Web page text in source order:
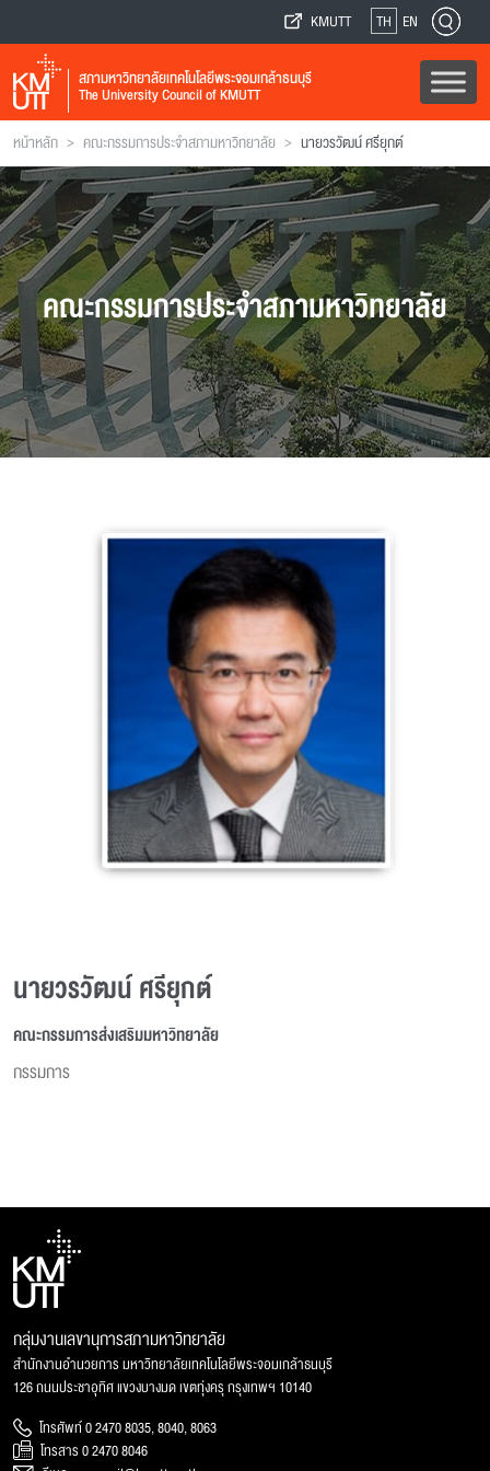
KMUTT TH EN
สภามหาวิทยาลัยเทคโนโลยีพระจอมเกล้าธนบุรี
The University Council of KMUTT
หน้าหลัก > คณะกรรมการประจำสภามหาวิทยาลัย > นายวรวัฒน์ ศรียุกต์
คณะกรรมการประจำสภามหาวิทยาลัย
นายวรวัฒน์ ศรียุกต์
คณะกรรมการส่งเสริมมหาวิทยาลัย
กรรมการ
กลุ่มงานเลขานุการสภามหาวิทยาลัย
สำนักงานอำนวยการ มหาวิทยาลัยเทคโนโลยีพระจอมเกล้าธนบุรี
126 ถนนประชาอุทิศ แขวงบางมด เขตทุ่งครุ กรุงเทพฯ 10140
โทรศัพท์ 0 2470 8035, 8040, 8063
โทรสาร 0 2470 8046